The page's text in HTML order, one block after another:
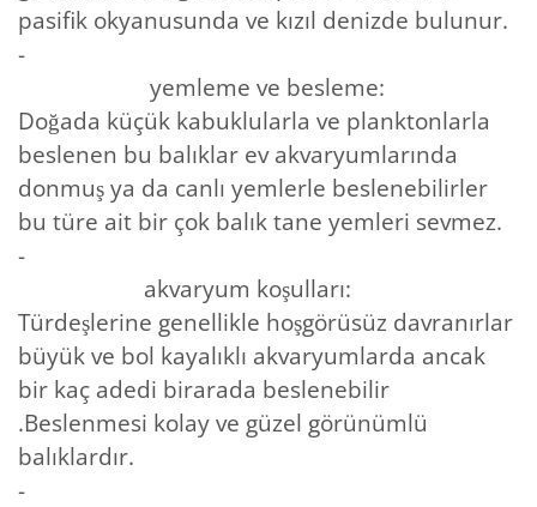
pasifik okyanusunda ve kızıl denizde bulunur.
-
yemleme ve besleme:
Doğada küçük kabuklularla ve planktonlarla
beslenen bu balıklar ev akvaryumlarında
donmuş ya da canlı yemlerle beslenebilirler
bu türe ait bir çok balık tane yemleri sevmez.
-
akvaryum koşulları:
Türdeşlerine genellikle hoşgörüsüz davranırlar
büyük ve bol kayalıklı akvaryumlarda ancak
bir kaç adedi birarada beslenebilir
.Beslenmesi kolay ve güzel görünümlü
balıklardır.
-